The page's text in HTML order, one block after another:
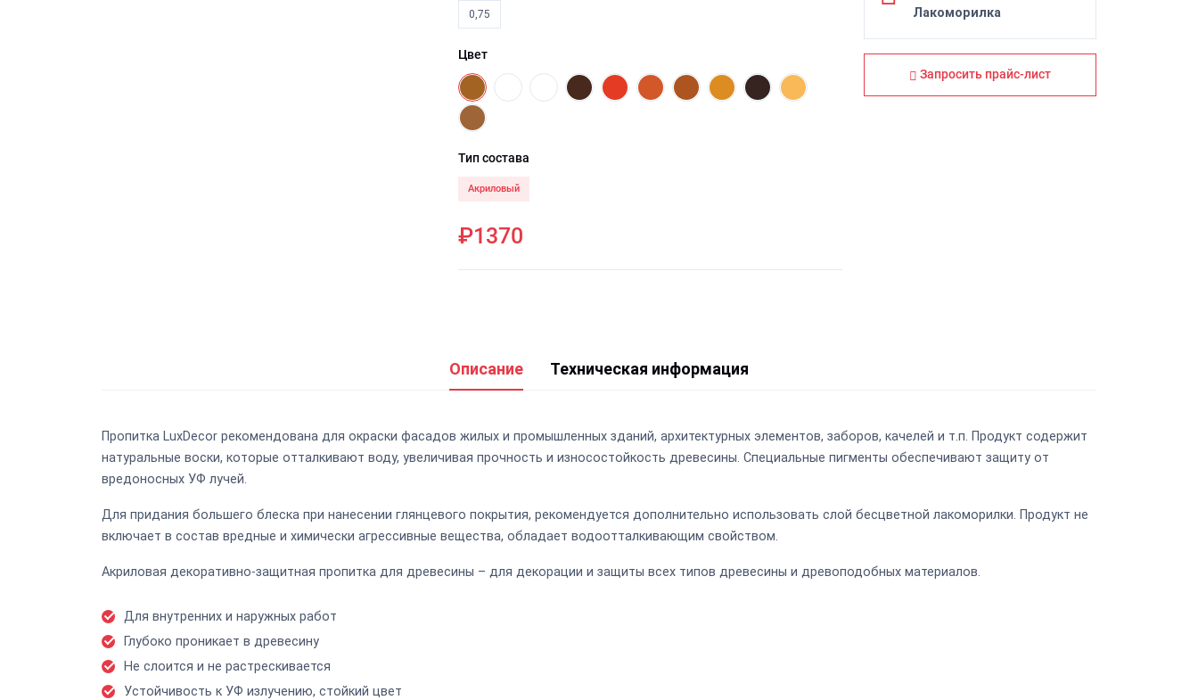
0,75
Цвет
Тип состава
Акриловый
₽1370
Лакоморилка
Запросить прайс-лист
Описание Техническая информация
Пропитка LuxDecor рекомендована для окраски фасадов жилых и промышленных зданий, архитектурных элементов, заборов, качелей и т.п. Продукт содержит
натуральные воски, которые отталкивают воду, увеличивая прочность и износостойкость древесины. Специальные пигменты обеспечивают защиту от
вредоносных УФ лучей.
Для придания большего блеска при нанесении глянцевого покрытия, рекомендуется дополнительно использовать слой бесцветной лакоморилки. Продукт не
включает в состав вредные и химически агрессивные вещества, обладает водоотталкивающим свойством.
Акриловая декоративно-защитная пропитка для древесины – для декорации и защиты всех типов древесины и древоподобных материалов.
Для внутренних и наружных работ
Глубоко проникает в древесину
Не слоится и не растрескивается
Устойчивость к УФ излучению, стойкий цвет